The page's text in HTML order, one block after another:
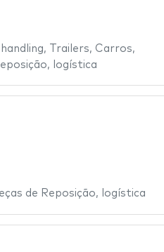
handling, Trailers, Carros,
, logística
de Reposição, logística